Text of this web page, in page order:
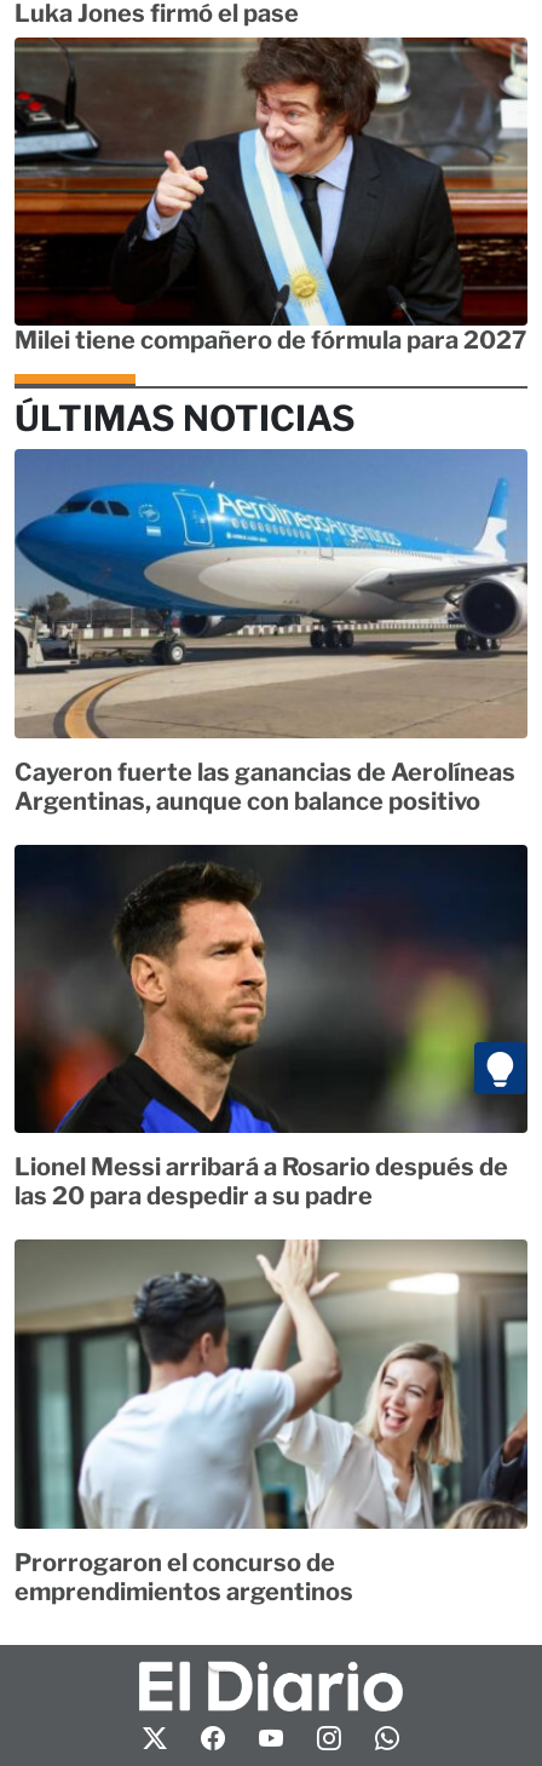
Luka Jones firmó el pase
Milei tiene compañero de fórmula para 2027
ÚLTIMAS NOTICIAS
Cayeron fuerte las ganancias de Aerolíneas
Argentinas, aunque con balance positivo
Lionel Messi arribará a Rosario después de
las 20 para despedir a su padre
Prorrogaron el concurso de
emprendimientos argentinos